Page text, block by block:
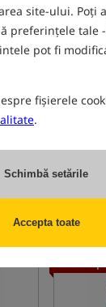
site-ului. Poți
preferințele tale
pot fi
fișierele
.
Schimbă setările
Accepta toate
Matrix Pro-X Outer Shell Salopettes – salopete impermeabile cu rezistență la apă 25.000 mm
Matrix
Pretul